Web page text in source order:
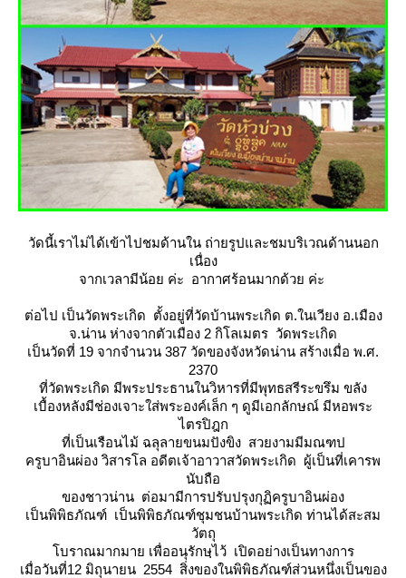
วัดนี้เราไม่ได้เข้าไปชมด้านใน ถ่ายรูปและชมบริเวณด้านนอก
เนื่อง
จากเวลามีน้อย ค่ะ อากาศร้อนมากด้วย ค่ะ
ต่อไป เป็นวัดพระเกิด ตั้งอยู่ที่วัดบ้านพระเกิด ต.ในเวียง อ.เมือง
จ.น่าน ห่างจากตัวเมือง 2 กิโลเมตร วัดพระเกิด
เป็นวัดที่ 19 จากจำนวน 387 วัดของจังหวัดน่าน สร้างเมื่อ พ.ศ.
2370
ที่วัดพระเกิด มีพระประธานในวิหารที่มีพุทธสรีระขรึม ขลัง
เบื้องหลังมีช่องเจาะใส่พระองค์เล็ก ๆ ดูมีเอกลักษณ์ มีหอพระ
ไตรปิฎก
ที่เป็นเรือนไม้ ฉลุลายขนมปังขิง สวยงามมีมณฑป
ครูบาอินผ่อง วิสารโล อดีตเจ้าอาวาสวัดพระเกิด ผู้เป็นที่เคารพ
นับถือ
ของชาวน่าน ต่อมามีการปรับปรุงกุฏิครูบาอินผ่อง
เป็นพิพิธภัณฑ์ เป็นพิพิธภัณฑ์ชุมชนบ้านพระเกิด ท่านได้สะสม
วัตถุ
บราณมากมาย เพื่ออนุรักษฺไว้ เปิดอย่างเป็นทางการ
เมื่อวันที่12 มิถุนายน 2554 สิ่งของในพิพิธภัณฑ์ส่วนหนึ่งเป็นของ